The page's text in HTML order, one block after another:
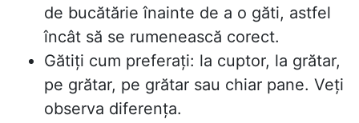
de bucătărie înainte de a o găti, astfel
încât să se rumenească corect.
Gătiți cum preferați: la cuptor, la grătar,
pe grătar, pe grătar sau chiar pane. Veți
observa diferența.